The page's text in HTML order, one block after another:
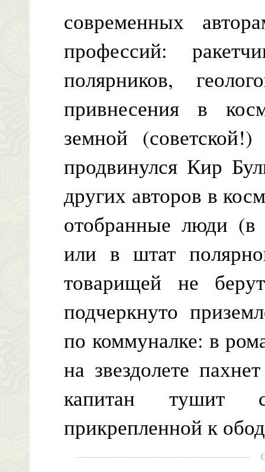
современных
профессий:
полярников,
привнесения в
земной
продвинулся Кир
других авторов в
отобранные люди (в
или в штат
товарищей не
подчеркнуто
по коммуналке: в
на звездолете
капитан тушит
прикрепленной к